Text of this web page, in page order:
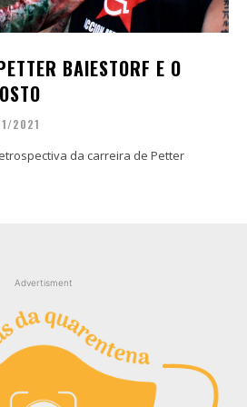
BAIESTORF E O
2021
da carreira de Petter
Advertisment